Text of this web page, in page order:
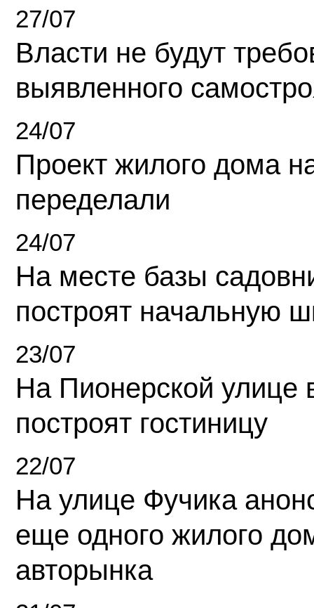
27/07
Власти не будут
выявленного
24/07
Проект жилого дома
переделали
24/07
На месте базы
построят начальную
23/07
На Пионерской улице
построят гостиницу
22/07
На улице Фучика
еще одного жилого
авторынка